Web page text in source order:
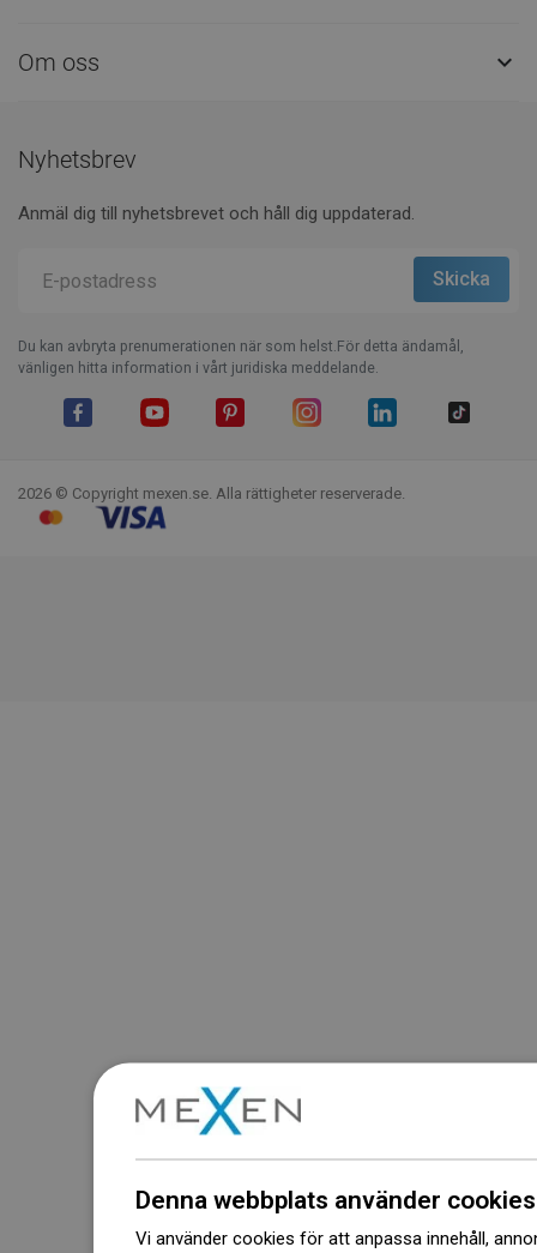
Om oss 
Nyhetsbrev
Anmäl dig till nyhetsbrevet och håll dig uppdaterad.
Du kan avbryta prenumerationen när som helst.För detta ändamål,
vänligen hitta information i vårt juridiska meddelande.
2026 © Copyright mexen.se. Alla rättigheter reserverade.
Denna webbplats använder cookies
Vi använder cookies för att anpassa innehåll,